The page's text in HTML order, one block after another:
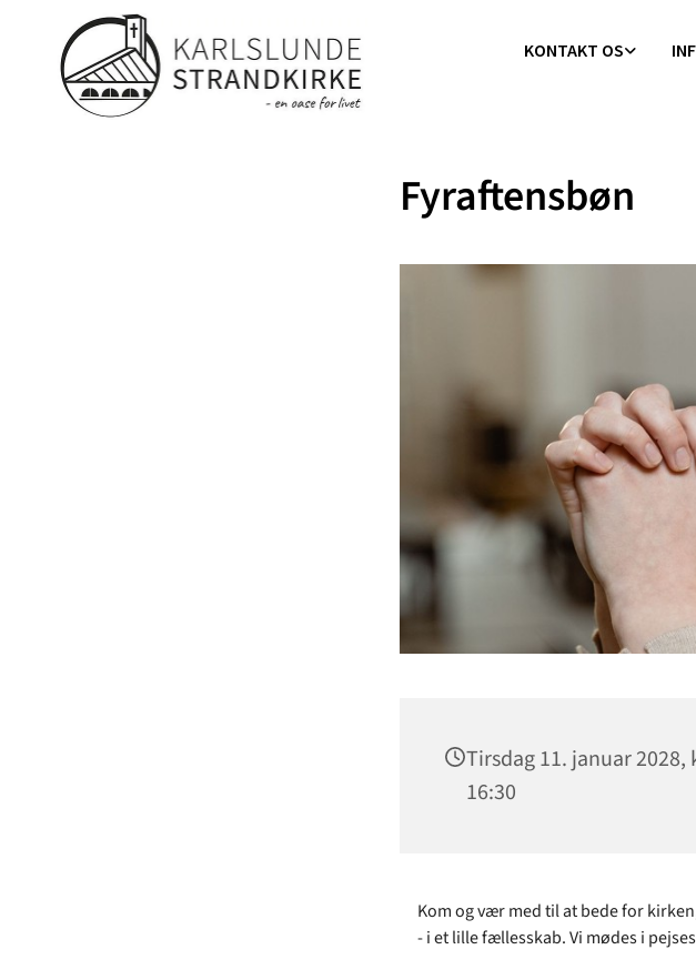
KONTAKT OS
Fyraftensbøn
Tirsdag 11. januar 2028,
16:30
Kom og vær med til at bede for
- i et lille fællesskab. Vi mødes i